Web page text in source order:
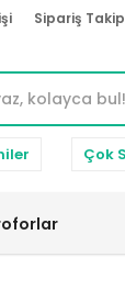
Sipariş Takip
Çok